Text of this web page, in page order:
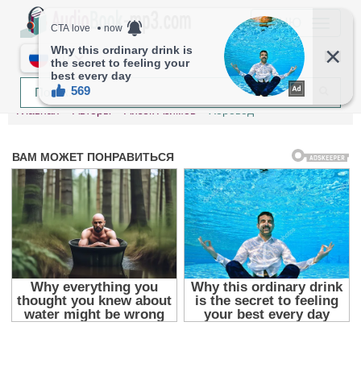
МЕНЮ
RU
Главная Авторы Айзек Азимов Хоровод